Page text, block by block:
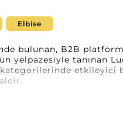
Elbise
bulunan, B2B
yelpazesiyle tanınan
etkileyici
ve moda
kadın müşterileri